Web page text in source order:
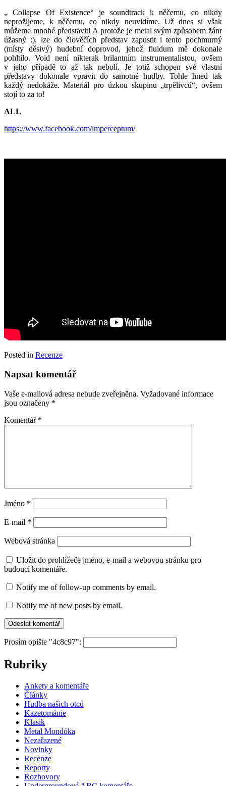
„ Collapse Of Existence“ je soundtrack k něčemu, co nikdy
neprožijeme, k něčemu, co nikdy neuvidíme. Už dnes si však
můžeme mnohé představit! A protože je metal svým způsobem žánr
úžasný :), lze do člověčích představ zapustit i tento pochmurný
(místy děsivý) hudební doprovod, jehož fluidum mě dokonale
pohltilo. Void není nikterak brilantním instrumentalistou, ovšem
v jeho případě to až tak nebolí. Je totiž schopen své vlastní
představy dokonale vpravit do samotné hudby. Tohle hned tak
každý nedokáže. Materiál pro úzkou skupinu „trpělivců“, ovšem
stojí to za to!
ALL
https://www.facebook.com/imperceptum/
Posted in Recenze
Napsat komentář
Vaše e-mailová adresa nebude zveřejněna. Vyžadované informace
jsou označeny *
Komentář *
Jméno *
E-mail *
Webová stránka
Uložit do prohlížeče jméno, e-mail a webovou stránku pro
budoucí komentáře.
Notify me of follow-up comments by email.
Notify me of new posts by email.
Prosím opište "4c8c97":
Rubriky
Ankety a komentáře
Články
Hudba našich otců
Kazetománie
Klasik
Metal Mondóka
Nezařazené
Novinky
Recenze
Reporty
Rozhovory